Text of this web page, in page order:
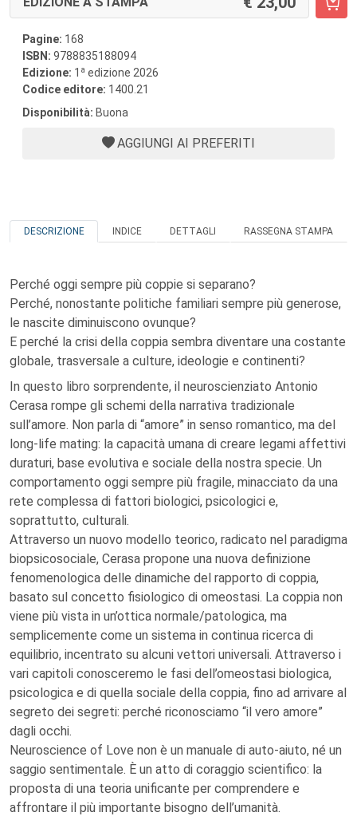
Pagine: 168
ISBN: 9788835188094
Edizione: 1 a edizione 2026
Codice editore: 1400.21
Disponibilità: Buona
AGGIUNGI AI PREFERITI
DESCRIZIONE INDICE DETTAGLI RASSEGNA STAMPA
Perché oggi sempre più coppie si separano?
Perché, nonostante politiche familiari sempre più generose,
le nascite diminuiscono ovunque?
E perché la crisi della coppia sembra diventare una costante
globale, trasversale a culture, ideologie e continenti?
In questo libro sorprendente, il neuroscienziato Antonio
Cerasa rompe gli schemi della narrativa tradizionale
sull’amore. Non parla di “amore” in senso romantico, ma del
long-life mating: la capacità umana di creare legami affettivi
duraturi, base evolutiva e sociale della nostra specie. Un
comportamento oggi sempre più fragile, minacciato da una
rete complessa di fattori biologici, psicologici e,
soprattutto, culturali.
Attraverso un nuovo modello teorico, radicato nel paradigma
biopsicosociale, Cerasa propone una nuova definizione
fenomenologica delle dinamiche del rapporto di coppia,
basato sul concetto fisiologico di omeostasi. La coppia non
viene più vista in un’ottica normale/patologica, ma
semplicemente come un sistema in continua ricerca di
equilibrio, incentrato su alcuni vettori universali. Attraverso i
vari capitoli conosceremo le fasi dell’omeostasi biologica,
psicologica e di quella sociale della coppia, fino ad arrivare al
segreto dei segreti: perché riconosciamo “il vero amore”
dagli occhi.
Neuroscience of Love non è un manuale di auto-aiuto, né un
saggio sentimentale. È un atto di coraggio scientifico: la
proposta di una teoria unificante per comprendere e
affrontare il più importante bisogno dell’umanità.